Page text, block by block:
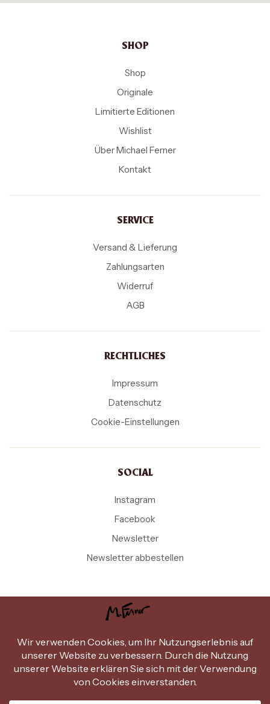
SHOP
Shop
Originale
Limitierte Editionen
Wishlist
Über Michael Ferner
Kontakt
SERVICE
Versand & Lieferung
Zahlungsarten
Widerruf
AGB
RECHTLICHES
Impressum
Datenschutz
Cookie-Einstellungen
SOCIAL
Instagram
Facebook
Newsletter
Newsletter abbestellen
Copyright Michael Ferner © 2026.Design bymiammiam.at